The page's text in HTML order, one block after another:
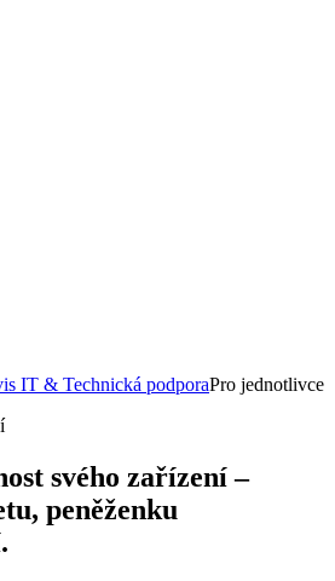
IT & Technická podporaPro jednotlivce
svého zařízení –
peněženku